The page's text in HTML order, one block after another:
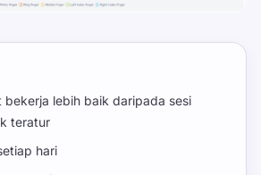
bekerja lebih baik daripada sesi
teratur
hari